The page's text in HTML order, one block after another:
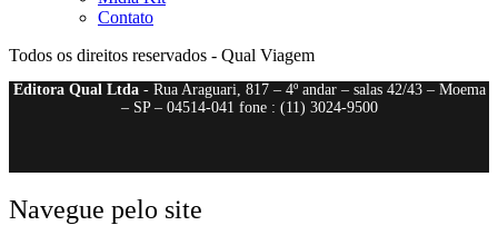
Contato
Todos os direitos reservados - Qual Viagem
Editora Qual Ltda- Rua Araguari, 817 – 4º andar – salas 42/43 – Moema
– SP – 04514-041 fone : (11) 3024-9500
Navegue pelo site